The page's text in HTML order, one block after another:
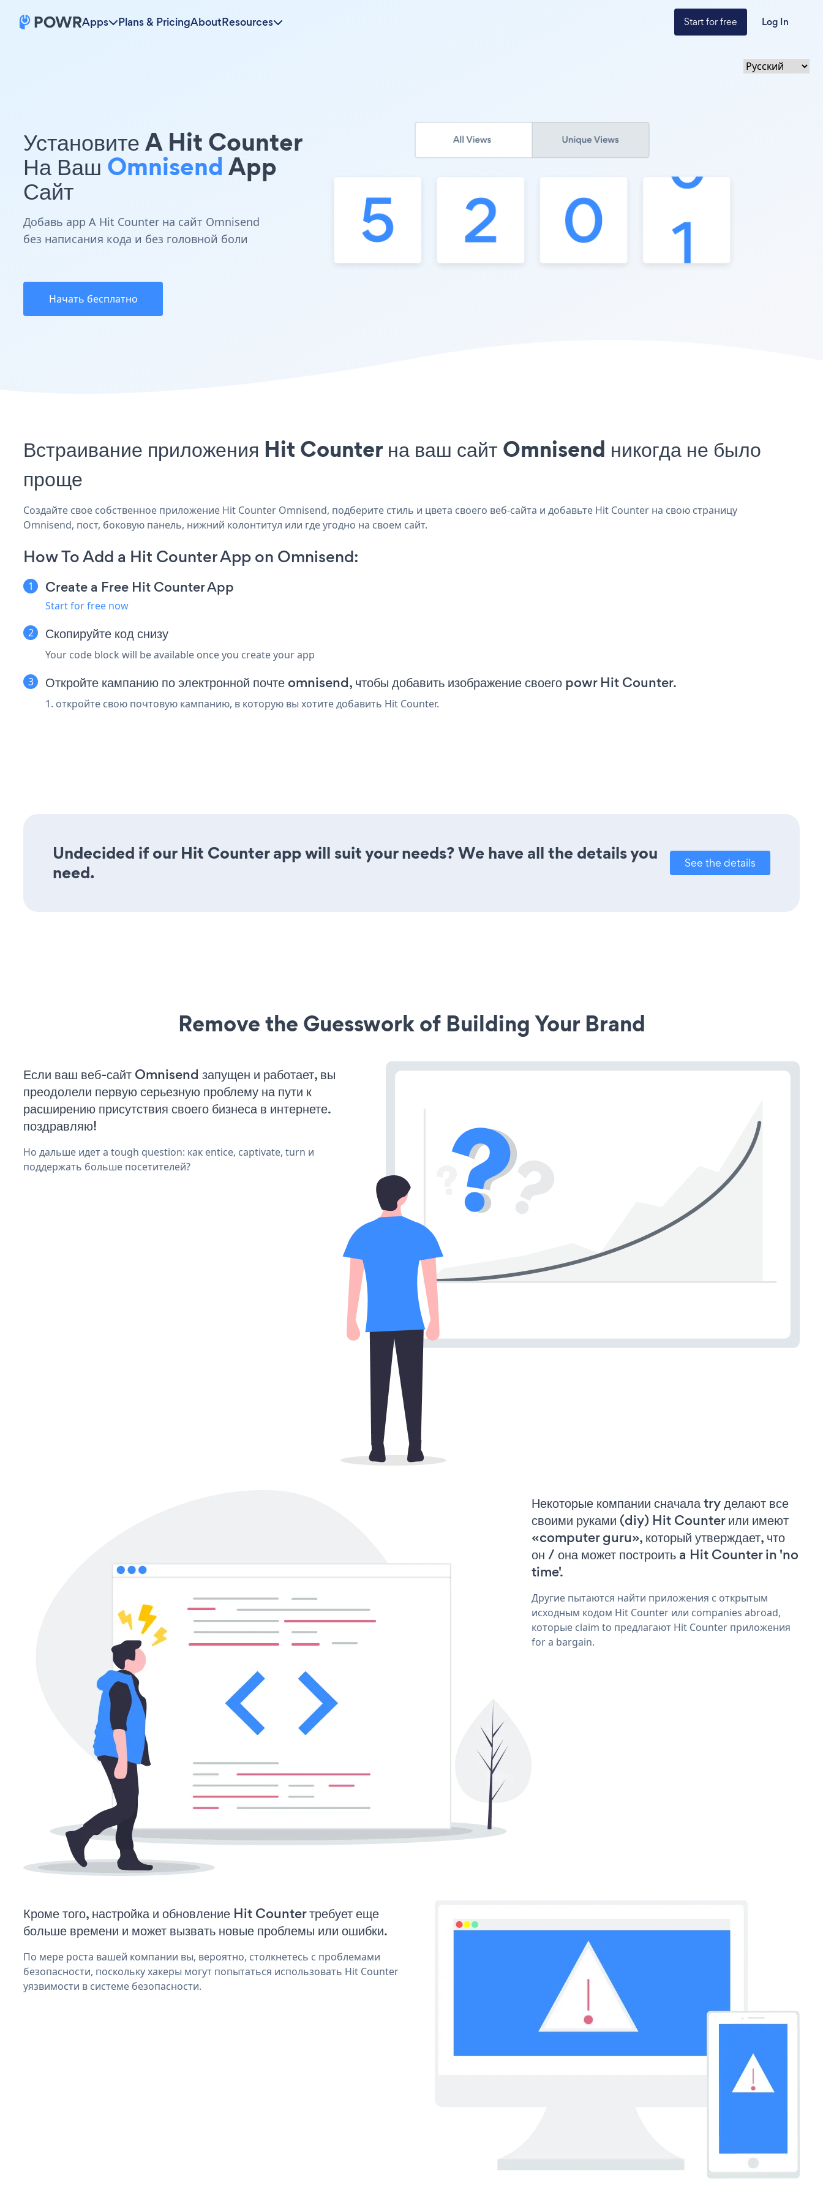
Apps Plans & PricingAboutResources Start for free Log In
Установите A Hit Counter
На Ваш OmnisendApp
Сайт
Добавь app A Hit Counter на сайт Omnisend
без написания кода и без головной боли
Начать бесплатно
Встраивание приложения Hit Counter на ваш сайт Omnisend никогда не было
проще
Создайте свое собственное приложение Hit Counter Omnisend, подберите стиль и цвета своего веб-сайта и добавьте Hit Counter на свою страницу
Omnisend, пост, боковую панель, нижний колонтитул или где угодно на своем сайт.
How To Add a Hit Counter App on Omnisend:
Create a Free Hit Counter App
Start for free now
Скопируйте код снизу
Your code block will be available once you create your app
Откройте кампанию по электронной почте omnisend, чтобы добавить изображение своего powr Hit Counter.
1. откройте свою почтовую кампанию, в которую вы хотите добавить Hit Counter.
Undecided if our Hit Counter app will suit your needs? We have all the details you
need.
See the details
Remove the Guesswork of Building Your Brand
Если ваш веб-сайт Omnisend запущен и работает, вы
преодолели первую серьезную проблему на пути к
расширению присутствия своего бизнеса в интернете.
поздравляю!
Но дальше идет a tough question: как entice, captivate, turn и
поддержать больше посетителей?
Некоторые компании сначала try делают все
своими руками (diy) Hit Counter или имеют
«computer guru», который утверждает, что
он / она может построить a Hit Counter in 'no
time'.
Другие пытаются найти приложения с открытым
исходным кодом Hit Counter или companies abroad,
которые claim to предлагают Hit Counter приложения
for a bargain.
Кроме того, настройка и обновление Hit Counter требует еще
больше времени и может вызвать новые проблемы или ошибки.
По мере роста вашей компании вы, вероятно, столкнетесь с проблемами
безопасности, поскольку хакеры могут попытаться использовать Hit Counter
уязвимости в системе безопасности.